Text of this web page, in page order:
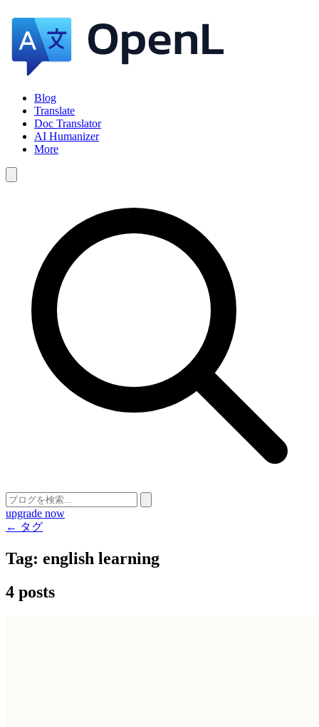
Blog
Translate
Doc Translator
AI Humanizer
More
upgrade now
← タグ
Tag: english learning
4 posts